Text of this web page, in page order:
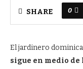
SHARE 0
El jardinero
sigue en medio